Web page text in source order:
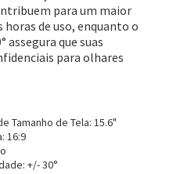
para um maior
de uso, enquanto o
assegura que suas
para olhares
Tamanho de Tela: 15.6"
16:9
+/- 30°